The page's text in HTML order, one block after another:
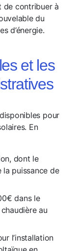
de contribuer à
du
d’énergie.
et les
pour
En
dont le
puissance de
dans le
au
l’installation